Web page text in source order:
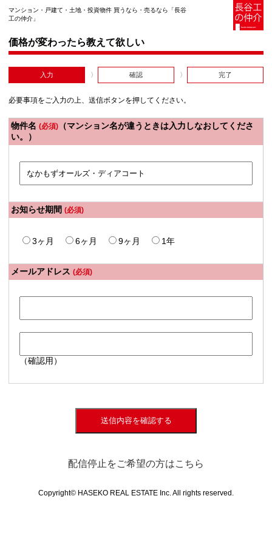
マンション・戸建て・土地・投資物件 買うなら・売るなら「長谷
工の仲介」
価格が変わったら教えて欲しい
入力 確認 完了
必要事項をご入力の上、送信ボタンを押してください。
物件名 (必須) （マンション名が違うときは入力しなおしてくださ
い。）
お知らせ期間 (必須)
3ヶ月 6ヶ月 9ヶ月 1年
メールアドレス (必須)
（確認用）
送信内容を確認する
配信停止をご希望の方はこちら
Copyright© HASEKO REAL ESTATE Inc. All rights reserved.